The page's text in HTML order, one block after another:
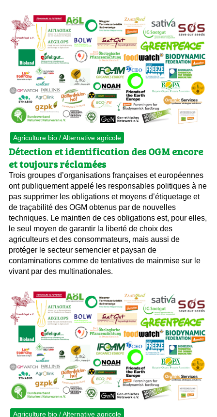
Agriculture bio / Alternative agricole
Détection et identification des OGM encore
et toujours réclamées
Trois groupes d’organisations françaises et européennes
ont publiquement appelé les responsables politiques à ne
pas supprimer les obligations et moyens d’étiquetage et
de traçabilité des OGM obtenus par de nouvelles
techniques. Le maintien de ces obligations est, pour elles,
le seul moyen de garantir la liberté de choix des
agriculteurs et des consommateurs, mais aussi de
protéger le secteur semencier et paysan de
contaminations comme de tentatives de mainmise sur le
vivant par des multinationales.
Agriculture bio / Alternative agricole